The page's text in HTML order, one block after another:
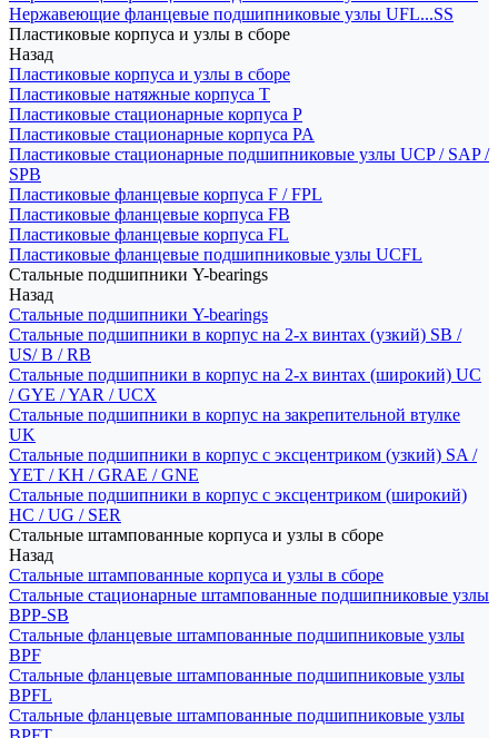
Нержавеющие фланцевые подшипниковые узлы UFL...SS
Пластиковые корпуса и узлы в сборе
Назад
Пластиковые корпуса и узлы в сборе
Пластиковые натяжные корпуса T
Пластиковые стационарные корпуса P
Пластиковые стационарные корпуса PA
Пластиковые стационарные подшипниковые узлы UCP / SAP /
SPB
Пластиковые фланцевые корпуса F / FPL
Пластиковые фланцевые корпуса FB
Пластиковые фланцевые корпуса FL
Пластиковые фланцевые подшипниковые узлы UCFL
Стальные подшипники Y-bearings
Назад
Стальные подшипники Y-bearings
Стальные подшипники в корпус на 2-х винтах (узкий) SB /
US/ B / RB
Стальные подшипники в корпус на 2-х винтах (широкий) UC
/ GYE / YAR / UCX
Стальные подшипники в корпус на закрепительной втулке
UK
Стальные подшипники в корпус с эксцентриком (узкий) SA /
YET / KH / GRAE / GNE
Стальные подшипники в корпус с эксцентриком (широкий)
HC / UG / SER
Стальные штампованные корпуса и узлы в сборе
Назад
Стальные штампованные корпуса и узлы в сборе
Стальные стационарные штампованные подшипниковые узлы
BPP-SB
Стальные фланцевые штампованные подшипниковые узлы
BPF
Стальные фланцевые штампованные подшипниковые узлы
BPFL
Стальные фланцевые штампованные подшипниковые узлы